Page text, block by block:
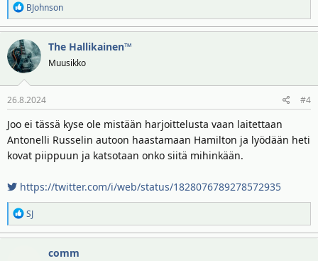
R
e
a
k
t
i
o
t
BJohnson
The Hallikainen™
Muusikko
26.8.2024 #4
Joo ei tässä kyse ole mistään harjoittelusta vaan laitettaan
Antonelli Russelin autoon haastamaan Hamilton ja lyödään heti
kovat piippuun ja katsotaan onko siitä mihinkään.
https://twitter.com/i/web/status/1828076789278572935
R
e
a
SJ
comm